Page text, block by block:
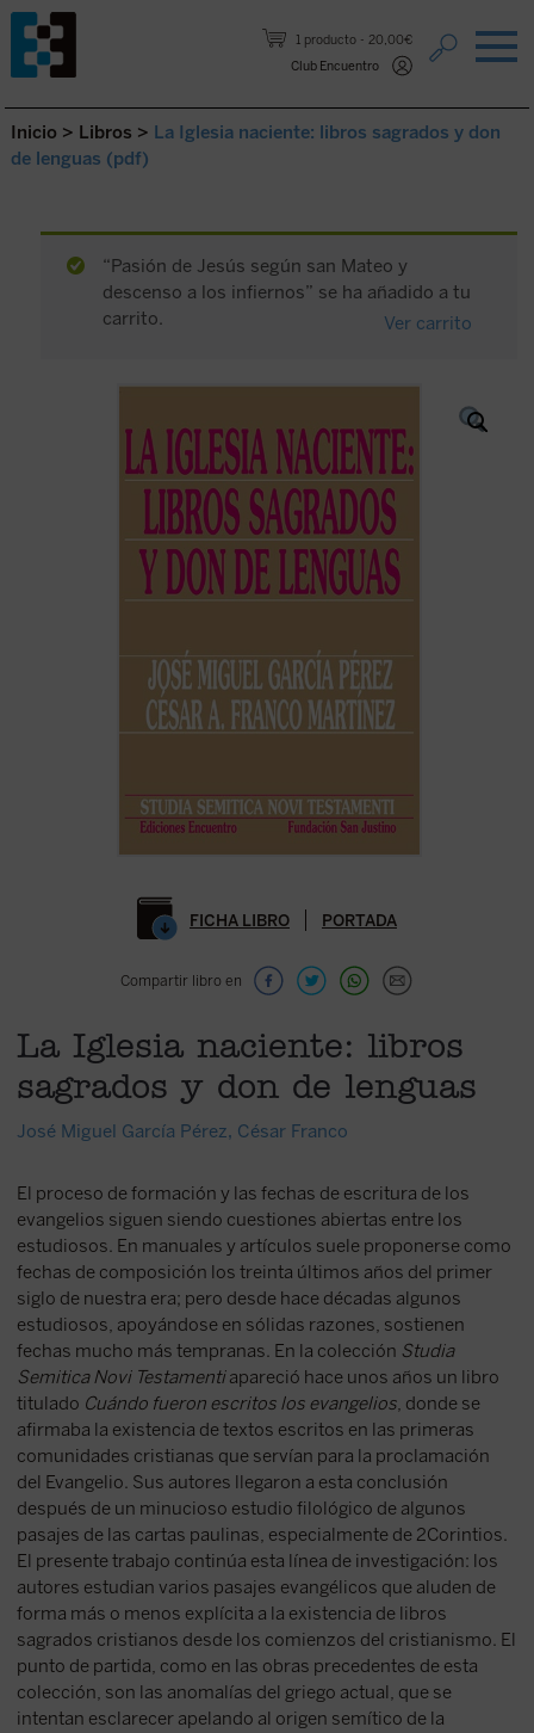
1 producto
20,00€
Club Encuentro
Saltar al contenido.
Inicio > Libros > La Iglesia naciente: libros sagrados y don
de lenguas (pdf)
“Pasión de Jesús según san Mateo y
descenso a los infiernos” se ha añadido a tu
carrito.
Ver carrito
FICHA LIBRO PORTADA
Compartir libro en
La Iglesia naciente: libros
sagrados y don de lenguas
José Miguel García Pérez, César Franco
El proceso de formación y las fechas de escritura de los
evangelios siguen siendo cuestiones abiertas entre los
estudiosos. En manuales y artículos suele proponerse como
fechas de composición los treinta últimos años del primer
siglo de nuestra era; pero desde hace décadas algunos
estudiosos, apoyándose en sólidas razones, sostienen
fechas mucho más tempranas. En la colección Studia
Semitica Novi Testamentiapareció hace unos años un libro
titulado Cuándo fueron escritos los evangelios, donde se
afirmaba la existencia de textos escritos en las primeras
comunidades cristianas que servían para la proclamación
del Evangelio. Sus autores llegaron a esta conclusión
después de un minucioso estudio filológico de algunos
pasajes de las cartas paulinas, especialmente de 2Corintios.
El presente trabajo continúa esta línea de investigación: los
autores estudian varios pasajes evangélicos que aluden de
forma más o menos explícita a la existencia de libros
sagrados cristianos desde los comienzos del cristianismo. El
punto de partida, como en las obras precedentes de esta
colección, son las anomalías del griego actual, que se
intentan esclarecer apelando al origen semítico de la